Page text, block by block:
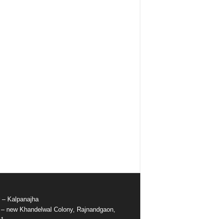
Kalpanajha
new Khandelwal Colony, Rajnandgaon,